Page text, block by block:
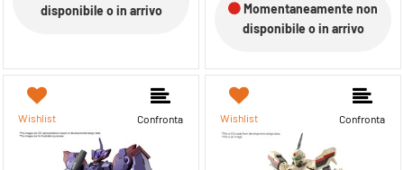
disponibile o in arrivo
Momentaneamente non
disponibile o in arrivo
Wishlist Confronta Wishlist Confronta